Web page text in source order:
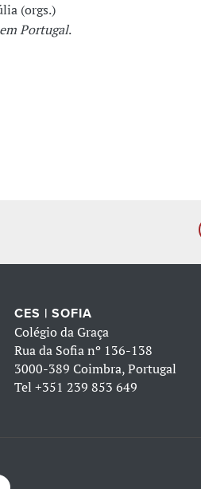
(orgs.)
Portugal.
CES | SOFIA
Colégio da Graça
Rua da Sofia nº 136-138
3000-389 Coimbra, Portugal
Tel +351 239 853 649